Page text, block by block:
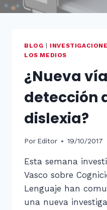
BLOG
LOS MEDIOS
¿Nueva
detección
dislexia?
Por Editor 19/10/2017
Esta semana
Vasco sobre
Lenguaje han
una nueva